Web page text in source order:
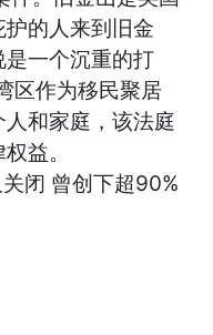
的人来到旧金
一个沉重的打
区作为移民聚居
和家庭，该法庭
益。